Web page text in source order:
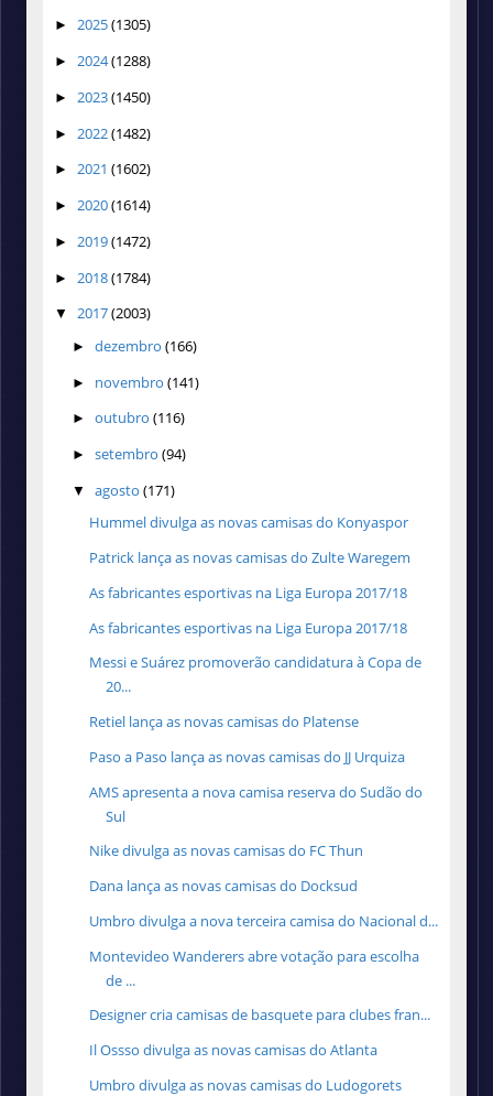
► 2025(1305)
► 2024(1288)
► 2023(1450)
► 2022(1482)
► 2021 (1602)
► 2020(1614)
► 2019(1472)
► 2018(1784)
▼ 2017(2003)
► dezembro (166)
► novembro (141)
► outubro (116)
► setembro (94)
▼ agosto (171)
Hummel divulga as novas camisas do Konyaspor
Patrick lança as novas camisas do Zulte Waregem
As fabricantes esportivas na Liga Europa 2017/18
As fabricantes esportivas na Liga Europa 2017/18
Messi e Suárez promoverão candidatura à Copa de
20...
Retiel lança as novas camisas do Platense
Paso a Paso lança as novas camisas do JJ Urquiza
AMS apresenta a nova camisa reserva do Sudão do
Sul
Nike divulga as novas camisas do FC Thun
Dana lança as novas camisas do Docksud
Umbro divulga a nova terceira camisa do Nacional d...
Montevideo Wanderers abre votação para escolha
de ...
Designer cria camisas de basquete para clubes fran...
Il Ossso divulga as novas camisas do Atlanta
Umbro divulga as novas camisas do Ludogorets